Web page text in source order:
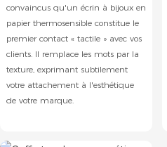
convaincus qu'un écrin à bijoux en
papier thermosensible constitue le
premier contact « tactile » avec vos
clients. Il remplace les mots par la
texture, exprimant subtilement
votre attachement à l'esthétique
de votre marque.